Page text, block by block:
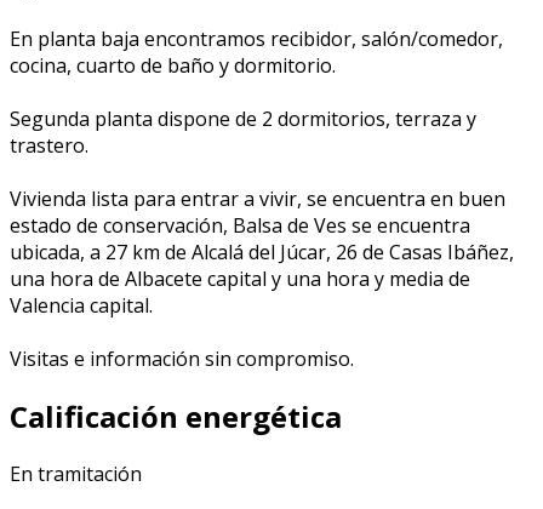
En planta baja encontramos recibidor, salón/comedor,
cocina, cuarto de baño y dormitorio.
Segunda planta dispone de 2 dormitorios, terraza y
trastero.
Vivienda lista para entrar a vivir, se encuentra en buen
estado de conservación, Balsa de Ves se encuentra
ubicada, a 27 km de Alcalá del Júcar, 26 de Casas Ibáñez,
una hora de Albacete capital y una hora y media de
Valencia capital.
Visitas e información sin compromiso.
Calificación energética
En tramitación